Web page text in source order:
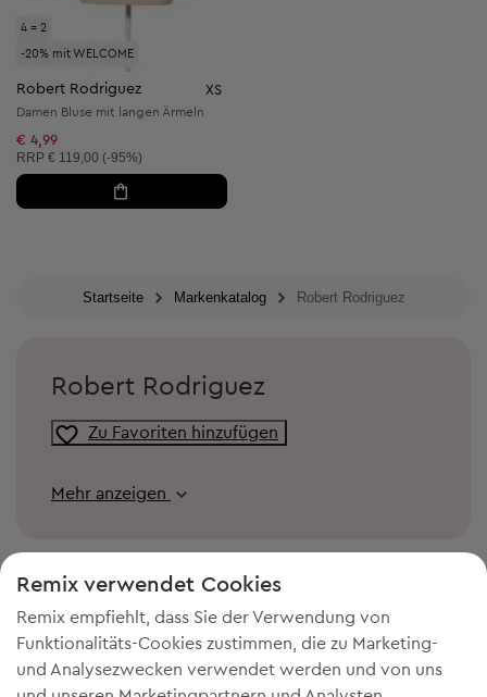
4 = 2
-20% mit WELCOME
Robert Rodriguez XS
Damen Bluse mit langen Ärmeln
€ 4,99
Unverbindliche Preisempfehlung:
RRP € 119,00 (-95%)
Startseite Markenkatalog Robert Rodriguez
Robert Rodriguez
Zu Favoriten hinzufügen
Mehr anzeigen
Remix verwendet Cookies
Remix empfiehlt, dass Sie der Verwendung von
Funktionalitäts-Cookies zustimmen, die zu Marketing-
und Analysezwecken verwendet werden und von uns